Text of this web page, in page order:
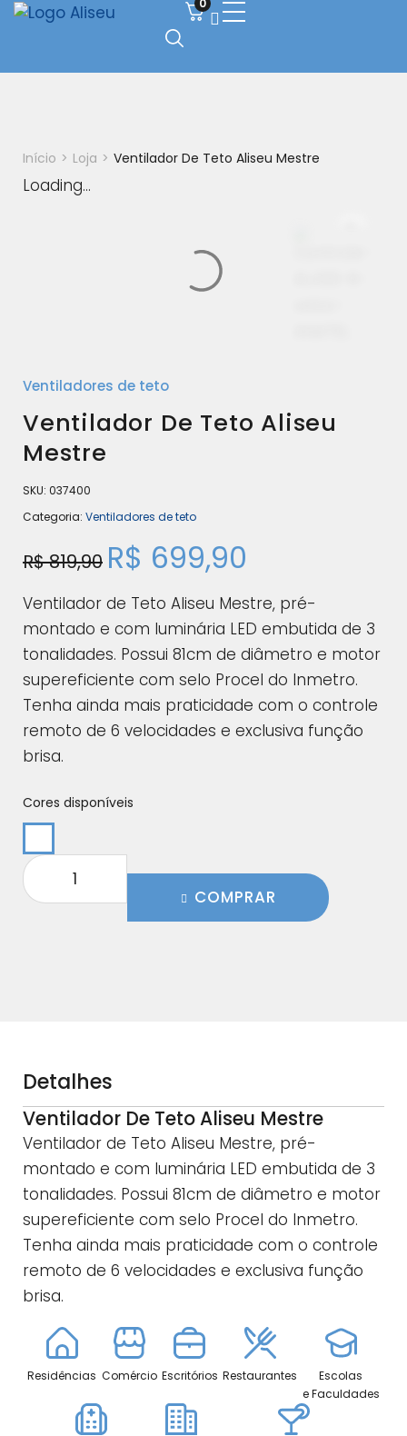
0
Início > Loja > Ventilador De Teto Aliseu Mestre
Loading...
Ventiladores de teto
Ventilador De Teto Aliseu
Mestre
SKU: 037400
Categoria: Ventiladores de teto
R$819,90 R$ 699,90
Ventilador de Teto Aliseu Mestre, pré-
montado e com luminária LED embutida de 3
tonalidades. Possui 81cm de diâmetro e motor
supereficiente com selo Procel do Inmetro.
Tenha ainda mais praticidade com o controle
remoto de 6 velocidades e exclusiva função
brisa.
Cores disponíveis
COMPRAR
Detalhes
Ventilador De Teto Aliseu Mestre
Ventilador de Teto Aliseu Mestre, pré-
montado e com luminária LED embutida de 3
tonalidades. Possui 81cm de diâmetro e motor
supereficiente com selo Procel do Inmetro.
Tenha ainda mais praticidade com o controle
remoto de 6 velocidades e exclusiva função
brisa.
Residências Comércio Escritórios Restaurantes
Escolas
e Faculdades